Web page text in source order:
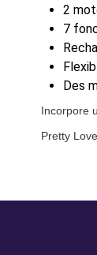
2
7
Des
Incorpore
Pretty